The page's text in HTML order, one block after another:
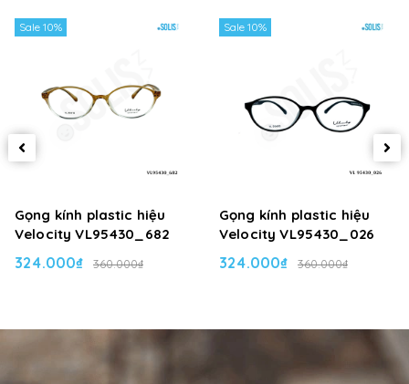
Sale 10%
Gọng kính plastic hiệu
Velocity VL95430_682
324.000₫ 360.000₫
Sale 10%
Gọng kính plastic hiệu
Velocity VL95430_026
324.000₫ 360.000₫